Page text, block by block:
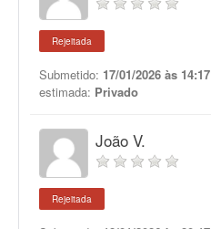
Rejeitada
Submetido: 17/01/2026 às 14:17
estimada: Privado
João V.
Rejeitada